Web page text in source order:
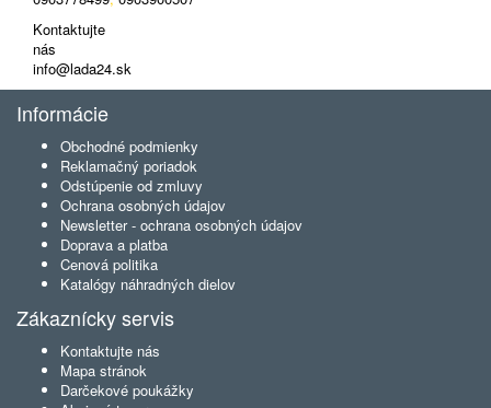
Kontaktujte
nás
info@lada24.sk
Informácie
Obchodné podmienky
Reklamačný poriadok
Odstúpenie od zmluvy
Ochrana osobných údajov
Newsletter - ochrana osobných údajov
Doprava a platba
Cenová politika
Katalógy náhradných dielov
Zákaznícky servis
Kontaktujte nás
Mapa stránok
Darčekové poukážky